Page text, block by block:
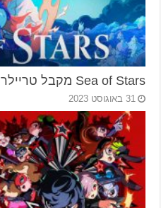
Sea of Stars מקבל טריילר השקה ל-Switch
31 באוגוסט 2023